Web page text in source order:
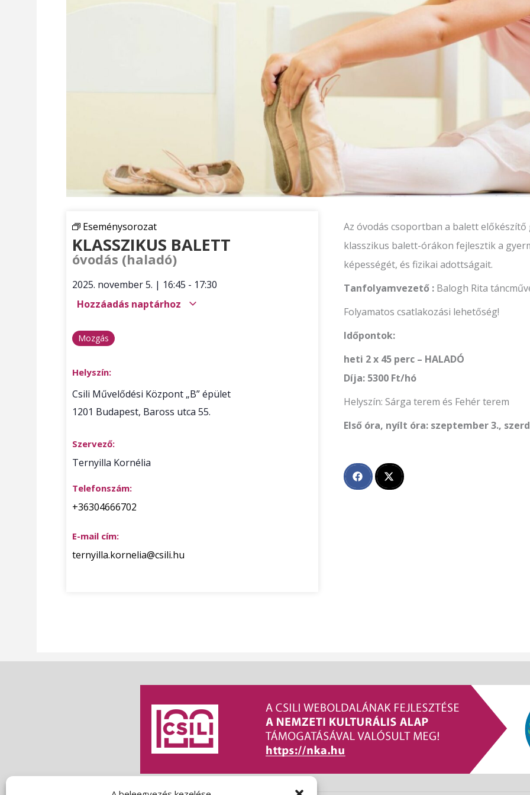
Eseménysorozat
KLASSZIKUS BALETT
óvodás (haladó)
2025. november 5. | 16:45 - 17:30
Hozzáadás naptárhoz
Mozgás
Helyszín:
Csili Művelődési Központ „B” épület
1201 Budapest, Baross utca 55.
Szervező:
Ternyilla Kornélia
Telefonszám:
+36304666702
E-mail cím:
ternyilla.kornelia@csili.hu
Az óvodás csoportban a balett
klasszikus balett-órákon fejlesztik a
képességét, és fizikai adottságait.
Tanfolyamvezető : Balogh Rita
Folyamatos csatlakozási lehetőség!
Időpontok:
heti 2 x 45 perc – HALADÓ
Díja: 5300 Ft/hó
Helyszín: Sárga terem és Fehér terem
Első óra, nyílt óra: szeptember 3.,